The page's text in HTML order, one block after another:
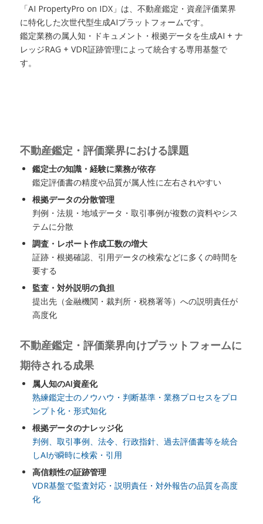
「AI PropertyPro on IDX」は、不動産鑑定・資産評価業界
に特化した次世代型生成AIプラットフォームです。
鑑定業務の属人知・ドキュメント・根拠データを生成AI + ナ
レッジRAG + VDR証跡管理によって統合する専用基盤で
す。
不動産鑑定・評価業界における課題
鑑定士の知識・経験に業務が依存
鑑定評価書の精度や品質が属人性に左右されやすい
根拠データの分散管理
判例・法規・地域データ・取引事例が複数の資料やシス
テムに分散
調査・レポート作成工数の増大
証跡・根拠確認、引用データの検索などに多くの時間を
要する
監査・対外説明の負担
提出先（金融機関・裁判所・税務署等）への説明責任が
高度化
不動産鑑定・評価業界向けプラットフォームに
期待される成果
属人知のAI資産化
熟練鑑定士のノウハウ・判断基準・業務プロセスをプロ
ンプト化・形式知化
根拠データのナレッジ化
判例、取引事例、法令、行政指針、過去評価書等を統合
しAIが瞬時に検索・引用
高信頼性の証跡管理
VDR基盤で監査対応・説明責任・対外報告の品質を高度
化